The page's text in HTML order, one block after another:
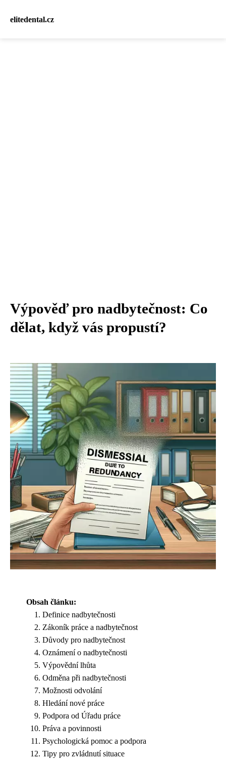
elitedental.cz
Výpověď pro nadbytečnost: Co
dělat, když vás propustí?
Obsah článku:
Definice nadbytečnosti
Zákoník práce a nadbytečnost
Důvody pro nadbytečnost
Oznámení o nadbytečnosti
Výpovědní lhůta
Odměna při nadbytečnosti
Možnosti odvolání
Hledání nové práce
Podpora od Úřadu práce
Práva a povinnosti
Psychologická pomoc a podpora
Tipy pro zvládnutí situace